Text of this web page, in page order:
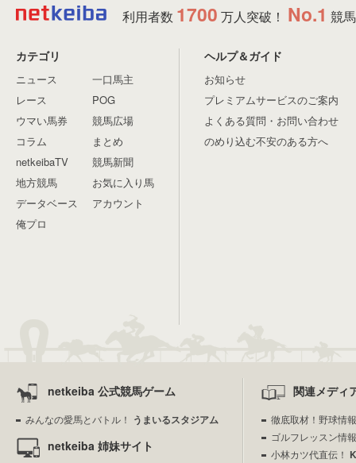
利用者数 1700 万人突破！ No.1 競
カテゴリ
ニュース
レース
ウマい馬券
コラム
netkeibaTV
地方競馬
データベース
俺プロ
一口馬主
POG
競馬広場
まとめ
競馬新聞
お気に入り馬
アカウント
ヘルプ＆ガイド
お知らせ
プレミアムサービスのご案内
よくある質問・お問い合わせ
のめり込む不安のある方へ
netkeiba 公式競馬ゲーム
みんなの愛馬とバトル！ うまいるスタジアム
netkeiba 姉妹サイト
関連メディ
徹底取材！野球情
ゴルフレッスン情
小林カツ代直伝！